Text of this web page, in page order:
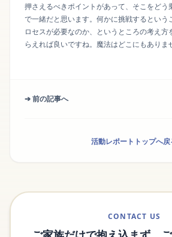
押さえるべきポイントがあって、そこをどう
で一緒だと思います。何かに挑戦するという
ロセスが必要なのか、というところの考え方
らえれば良いですね。魔法はどこにもありま
➔ 前の記事へ
活動レポートトップへ戻
CONTACT US